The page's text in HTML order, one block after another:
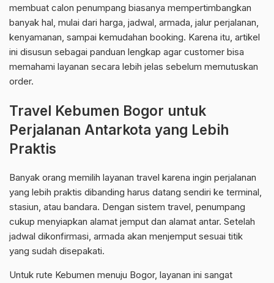
membuat calon penumpang biasanya mempertimbangkan
banyak hal, mulai dari harga, jadwal, armada, jalur perjalanan,
kenyamanan, sampai kemudahan booking. Karena itu, artikel
ini disusun sebagai panduan lengkap agar customer bisa
memahami layanan secara lebih jelas sebelum memutuskan
order.
Travel Kebumen Bogor untuk
Perjalanan Antarkota yang Lebih
Praktis
Banyak orang memilih layanan travel karena ingin perjalanan
yang lebih praktis dibanding harus datang sendiri ke terminal,
stasiun, atau bandara. Dengan sistem travel, penumpang
cukup menyiapkan alamat jemput dan alamat antar. Setelah
jadwal dikonfirmasi, armada akan menjemput sesuai titik
yang sudah disepakati.
Untuk rute Kebumen menuju Bogor, layanan ini sangat